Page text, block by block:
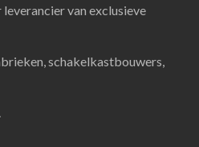
van exclusieve
schakelkastbouwers,